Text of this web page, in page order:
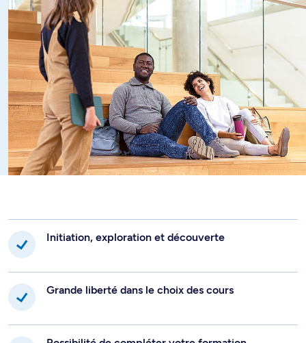
Initiation, exploration et découverte
Grande liberté dans le choix des cours